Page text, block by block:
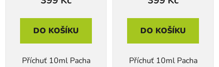
DO KOŠÍKU
Příchuť 10ml Pacha
DO KOŠÍKU
Příchuť 10ml Pacha